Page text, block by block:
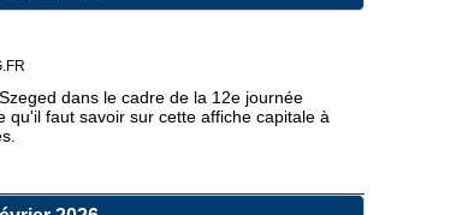
dans le cadre de la 12e journée
faut savoir sur cette affiche capitale à